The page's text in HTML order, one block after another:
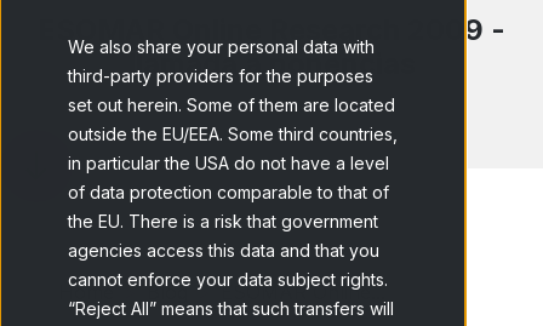
We also share your personal data with
third-party providers for the purposes
set out herein. Some of them are located
outside the EU/EEA. Some third countries,
in particular the USA do not have a level
of data protection comparable to that of
the EU. There is a risk that government
agencies access this data and that you
cannot enforce your data subject rights.
“Reject All” means that such transfers will
ESOMAR Online Research 2009 -
llamada a ponencias
Home Blog ESOMAR Online...